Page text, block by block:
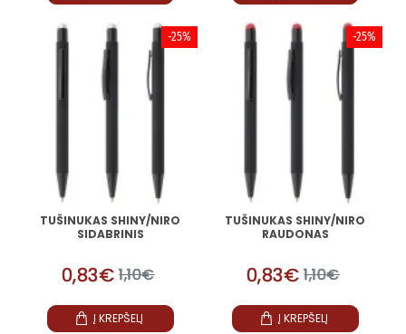
-25%
TUŠINUKAS SHINY/NIRO
SIDABRINIS
0,83€ 1,10€
Į KREPŠELĮ
-25%
TUŠINUKAS SHINY/NIRO
RAUDONAS
0,83€ 1,10€
Į KREPŠELĮ